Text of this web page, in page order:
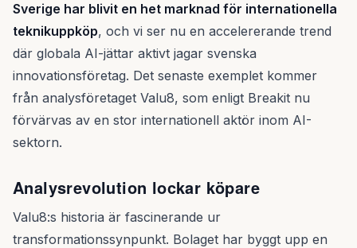
Sverige har blivit en het marknad för internationella
teknikuppköp, och vi ser nu en accelererande trend
där globala AI-jättar aktivt jagar svenska
innovationsföretag. Det senaste exemplet kommer
från analysföretaget Valu8, som enligt Breakit nu
förvärvas av en stor internationell aktör inom AI-
sektorn.
Analysrevolution lockar köpare
Valu8:s historia är fascinerande ur
transformationssynpunkt. Bolaget har byggt upp en